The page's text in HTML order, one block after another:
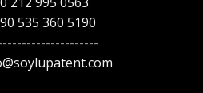
535 360 5190